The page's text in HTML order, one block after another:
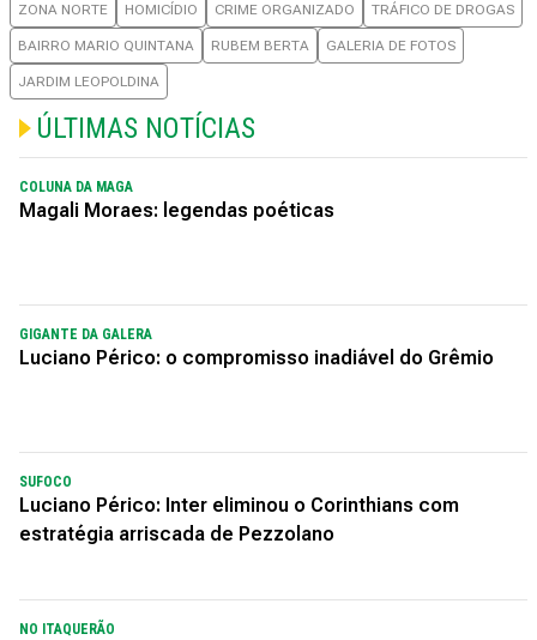
ZONA NORTE HOMICÍDIO CRIME ORGANIZADO TRÁFICO DE DROGAS
BAIRRO MARIO QUINTANA RUBEM BERTA GALERIA DE FOTOS
JARDIM LEOPOLDINA
ÚLTIMAS NOTÍCIAS
COLUNA DA MAGA
Magali Moraes: legendas poéticas
GIGANTE DA GALERA
Luciano Périco: o compromisso inadiável do Grêmio
SUFOCO
Luciano Périco: Inter eliminou o Corinthians com
estratégia arriscada de Pezzolano
NO ITAQUERÃO